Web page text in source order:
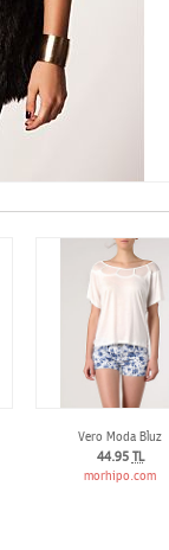
Vero Moda Bluz
44.95 TL
morhipo.com